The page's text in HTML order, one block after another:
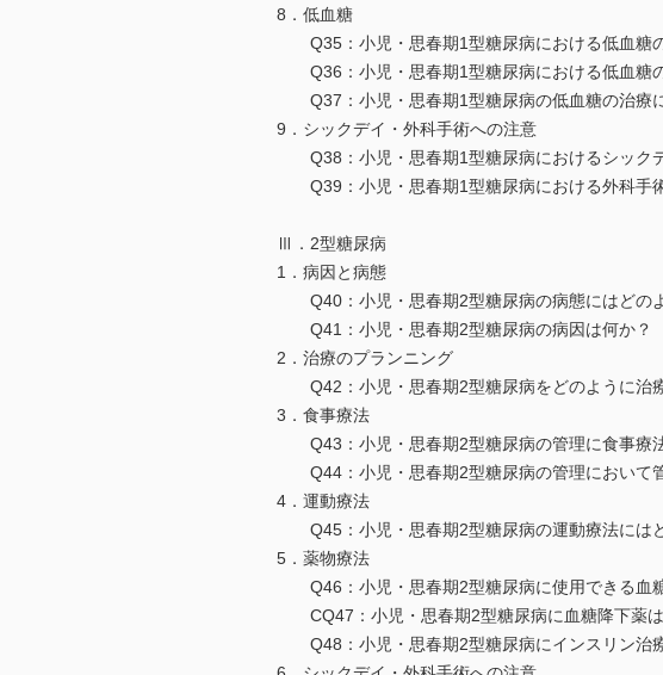
8．低血糖
Q35：小児・思春期1型糖尿病における低血糖
Q36：小児・思春期1型糖尿病における低血糖
Q37：小児・思春期1型糖尿病の低血糖の治療
9．シックデイ・外科手術への注意
Q38：小児・思春期1型糖尿病におけるシック
Q39：小児・思春期1型糖尿病における外科手
Ⅲ．2型糖尿病
1．病因と病態
Q40：小児・思春期2型糖尿病の病態にはどの
Q41：小児・思春期2型糖尿病の病因は何か？
2．治療のプランニング
Q42：小児・思春期2型糖尿病をどのように治
3．食事療法
Q43：小児・思春期2型糖尿病の管理に食事療
Q44：小児・思春期2型糖尿病の管理において
4．運動療法
Q45：小児・思春期2型糖尿病の運動療法には
5．薬物療法
Q46：小児・思春期2型糖尿病に使用できる血
CQ47：小児・思春期2型糖尿病に血糖降下薬は
Q48：小児・思春期2型糖尿病にインスリン治